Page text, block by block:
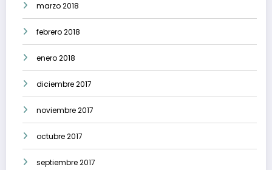
marzo 2018
febrero 2018
enero 2018
diciembre 2017
noviembre 2017
octubre 2017
septiembre 2017